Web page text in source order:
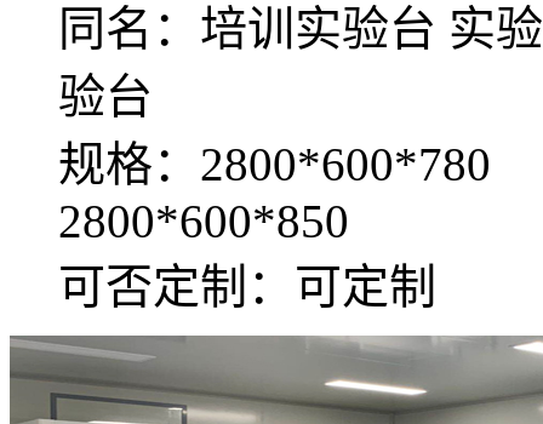
同名：培训实验台 实
验台
规格：2800*600*780
2800*600*850
可否定制：可定制